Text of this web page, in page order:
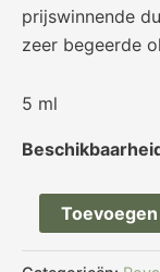
prijswinnende
zeer begeerde
5 ml